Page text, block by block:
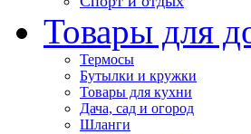
Товары для
Термосы
Бутылки и кружки
Товары для кухни
Дача, сад и огород
Шланги